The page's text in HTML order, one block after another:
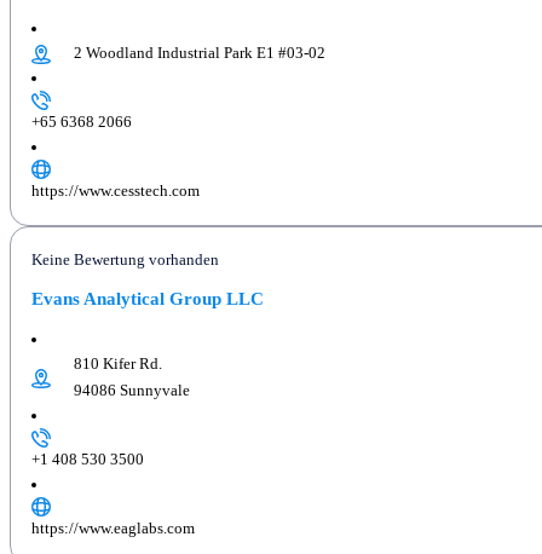
2 Woodland Industrial Park E1 #03-02
+65 6368 2066
https://www.cesstech.com
Evans Analytical Group LLC
810 Kifer Rd.
94086 Sunnyvale
+1 408 530 3500
https://www.eaglabs.com
Keine Bewertung vorhanden